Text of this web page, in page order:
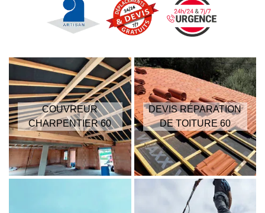
COUVREUR
CHARPENTIER 60
DEVIS RÉPARATION
DE TOITURE 60